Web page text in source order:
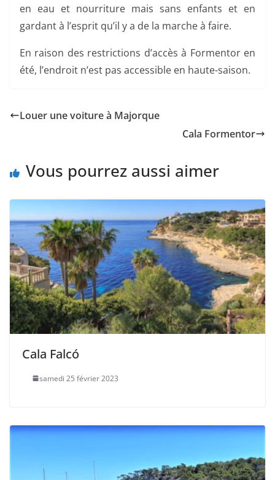
en eau et nourriture mais sans enfants et en
gardant à l’esprit qu’il y a de la marche à faire.
En raison des restrictions d’accès à Formentor en
été, l’endroit n’est pas accessible en haute-saison.
Louer une voiture à Majorque
Cala Formentor
Vous pourrez aussi aimer
Cala Falcó
samedi 25 février 2023